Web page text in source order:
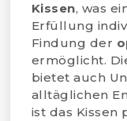
Kissen, was
Erfüllung
Findung der
ermöglicht.
bietet auch
alltäglichen
ist das Kissen